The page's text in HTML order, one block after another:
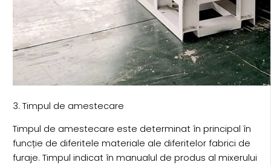
3. Timpul de amestecare
Timpul de amestecare este determinat în principal în
funcție de diferitele materiale ale diferitelor fabrici de
furaje. Timpul indicat în manualul de produs al mixerului